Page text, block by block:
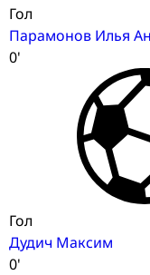
Гол
Парамонов Илья
0'
Гол
Дудич Максим
0'